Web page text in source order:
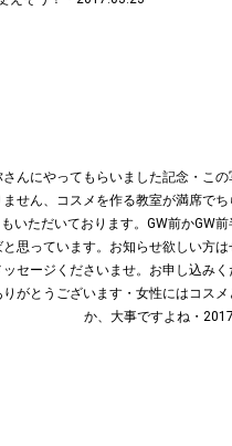
さんにやってもらいました記念︎・この
ません、コスメを作る教室が満席でち
いただいております。GW前かGW
と思っています。お知らせ欲しい方
ッセージくださいませ。お申し込みく
りがとうございます・女性にはコスメ
か、大事ですよね・